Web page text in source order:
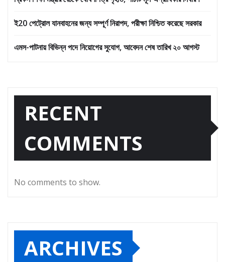
ই20 পেট্রোল যানবাহনের জন্য সম্পূর্ণ নিরাপদ, পরীক্ষা নিশ্চিত করেছে সরকার
এমস-পাটনায় বিভিন্ন পদে নিয়োগের সুযোগ, আবেদন শেষ তারিখ ২০ আগস্ট
RECENT
COMMENTS
No comments to show.
ARCHIVES